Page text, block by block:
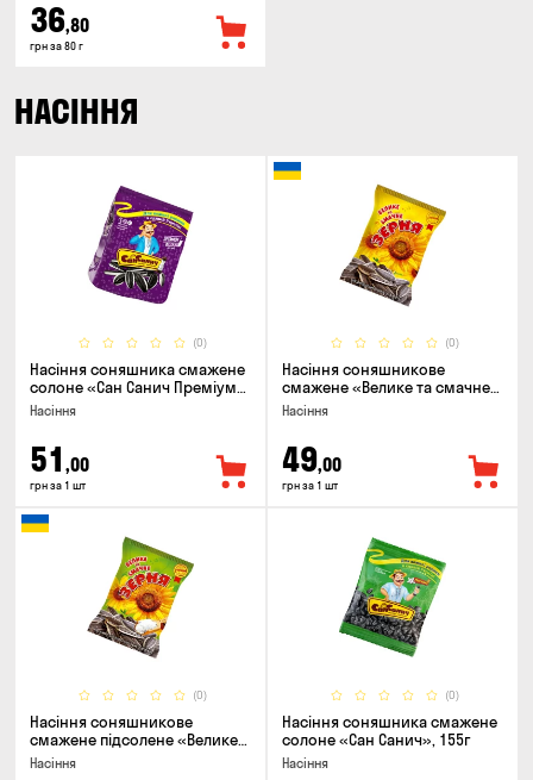
36,80
грн за 80 г
НАСІННЯ
(0)
Насіння соняшника смажене
солоне «Сан Санич Преміум
смугасте», 95г
Насіння
51 ,00
грн за 1 шт
(0)
Насіння соняшникове
смажене «Велике та смачне
ЗЕРНЯ», 90г
Насіння
49,00
грн за 1 шт
(0)
Насіння соняшникове
смажене підсолене «Велике
та смачне ЗЕРНЯ», 90г
Насіння
(0)
Насіння соняшника смажене
солоне «Сан Санич», 155г
Насіння